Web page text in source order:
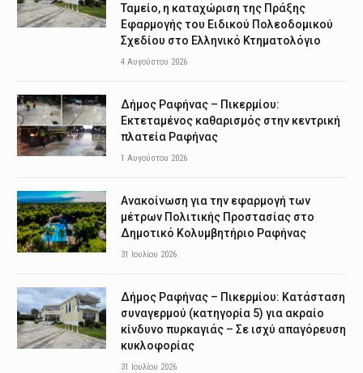
Ταμείο, η καταχώριση της Πράξης
Εφαρμογής του Ειδικού Πολεοδομικού
Σχεδίου στο Ελληνικό Κτηματολόγιο
4 Αυγούστου 2026
Δήμος Ραφήνας – Πικερμίου:
Εκτεταμένος καθαρισμός στην κεντρική
πλατεία Ραφήνας
1 Αυγούστου 2026
Ανακοίνωση για την εφαρμογή των
μέτρων Πολιτικής Προστασίας στο
Δημοτικό Κολυμβητήριο Ραφήνας
31 Ιουλίου 2026
Δήμος Ραφήνας – Πικερμίου: Κατάσταση
συναγερμού (κατηγορία 5) για ακραίο
κίνδυνο πυρκαγιάς – Σε ισχύ απαγόρευση
κυκλοφορίας
31 Ιουλίου 2026